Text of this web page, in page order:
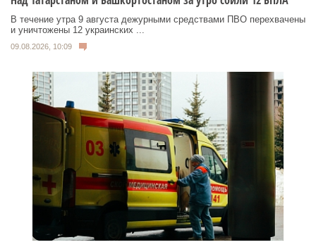
В течение утра 9 августа дежурными средствами ПВО перехвачены
и уничтожены 12 украинских ...
09.08.2026, 10:09